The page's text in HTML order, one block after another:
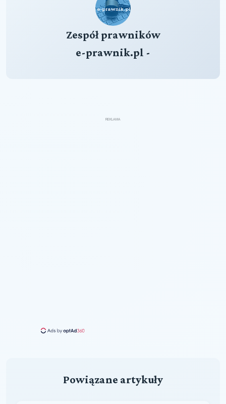
Zespół prawników
e-prawnik.pl -
REKLAMA
Powiązane artykuły